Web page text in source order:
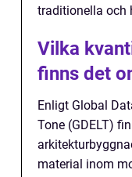
traditionella och
Vilka
finns det
Enligt Global
Tone (GDELT)
material inom